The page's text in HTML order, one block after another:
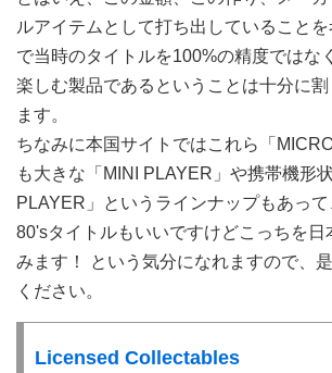
ルアイテムとして打ち出していること
で当時のタイトルを100%の精度ではな
楽しむ製品であるということは十分に
ます。
ちなみに本国サイトではこれら「
も大きな「MINI PLAYER」や携帯機形
PLAYER」というラインナップもあっ
80'sタイトルもいいですけどこっちを日
みます！ という気分になれますので、
ください。
Licensed Collectables